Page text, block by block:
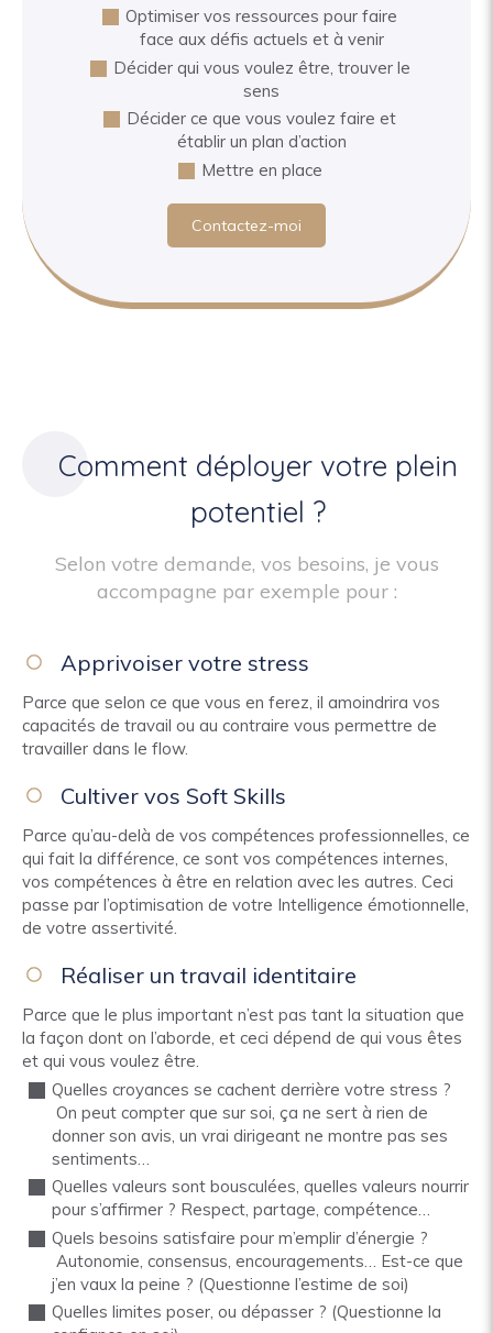
Optimiser vos ressources pour faire
face aux défis actuels et à venir
Décider qui vous voulez être, trouver le
sens
Décider ce que vous voulez faire et
établir un plan d’action
Mettre en place
Contactez-moi
Comment déployer votre plein
potentiel ?
Selon votre demande, vos besoins, je vous
accompagne par exemple pour :
Apprivoiser votre stress
Parce que selon ce que vous en ferez, il amoindrira vos
capacités de travail ou au contraire vous permettre de
travailler dans le flow.
Cultiver vos Soft Skills
Parce qu’au-delà de vos compétences professionnelles, ce
qui fait la différence, ce sont vos compétences internes,
vos compétences à être en relation avec les autres. Ceci
passe par l’optimisation de votre Intelligence émotionnelle,
de votre assertivité.
Réaliser un travail identitaire
Parce que le plus important n’est pas tant la situation que
la façon dont on l’aborde, et ceci dépend de qui vous êtes
et qui vous voulez être.
Quelles croyances se cachent derrière votre stress ?
On peut compter que sur soi, ça ne sert à rien de
donner son avis, un vrai dirigeant ne montre pas ses
sentiments…
Quelles valeurs sont bousculées, quelles valeurs nourrir
pour s’affirmer ? Respect, partage, compétence…
Quels besoins satisfaire pour m’emplir d’énergie ?
Autonomie, consensus, encouragements… Est-ce que
j’en vaux la peine ? (Questionne l’estime de soi)
Quelles limites poser, ou dépasser ? (Questionne la